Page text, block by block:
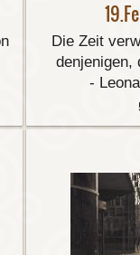
Die Zeit
denjenigen,
-